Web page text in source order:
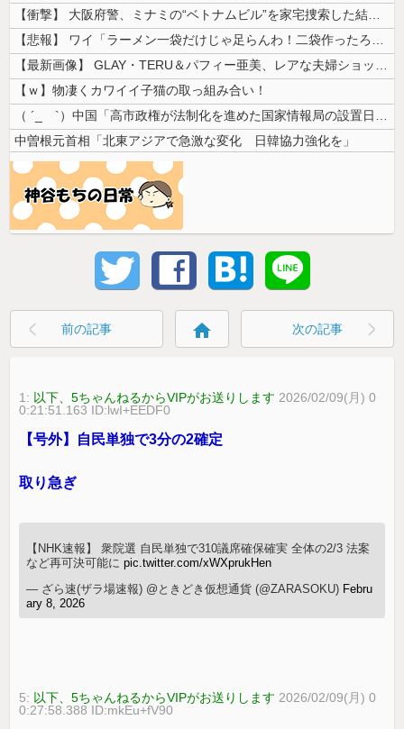
【衝撃】 大阪府警、ミナミの“ベトナムビル”を家宅捜索した結果・・・・...
【悲報】 ワイ「ラーメン一袋だけじゃ足らんわ！二袋作ったろ！」→結果ｗ...
【最新画像】 GLAY・TERU＆パフィー亜美、レアな夫婦ショットを公...
【ｗ】物凄くカワイイ子猫の取っ組み合い！
（ ´_ゝ`）中国「高市政権が法制化を進めた国家情報局の設置日が7月3...
中曽根元首相「北東アジアで急激な変化 日韓協力強化を」
前の記事 home 次の記事
1: 以下、5ちゃんねるからVIPがお送りします 2026/02/09(月) 0
0:21:51.163 ID:lwI+EEDF0
【号外】自民単独で3分の2確定
取り急ぎ
【NHK速報】 衆院選 自民単独で310議席確保確実 全体の2/3 法案
など再可決可能にpic.twitter.com/xWXprukHen
— ざら速(ザラ場速報) @ときどき仮想通貨 (@ZARASOKU) Febru
ary 8, 2026
5: 以下、5ちゃんねるからVIPがお送りします 2026/02/09(月) 0
0:27:58.388 ID:mkEu+fV90